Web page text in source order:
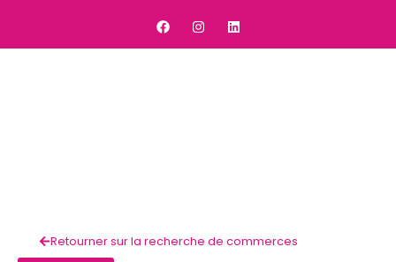
Retourner sur la recherche de commerces